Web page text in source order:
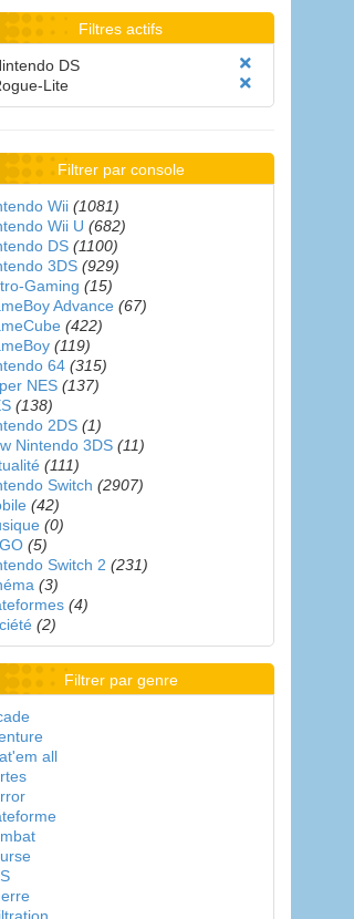
Filtres actifs
DS
Lite
Filtrer par console
Wii (1081)
Wii U (682)
DS (1100)
3DS (929)
Gaming (15)
Advance (67)
(422)
(119)
64 (315)
NES (137)
(138)
2DS (1)
Nintendo 3DS (11)
(111)
Switch (2907)
(42)
(0)
(5)
Switch 2 (231)
(3)
(4)
(2)
Filtrer par genre
all